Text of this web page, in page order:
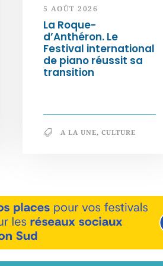
5 AOÛT 2026
La Roque-
d’Anthéron. Le
Festival international
de piano réussit sa
transition
A LA UNE, CULTURE
En savoir +